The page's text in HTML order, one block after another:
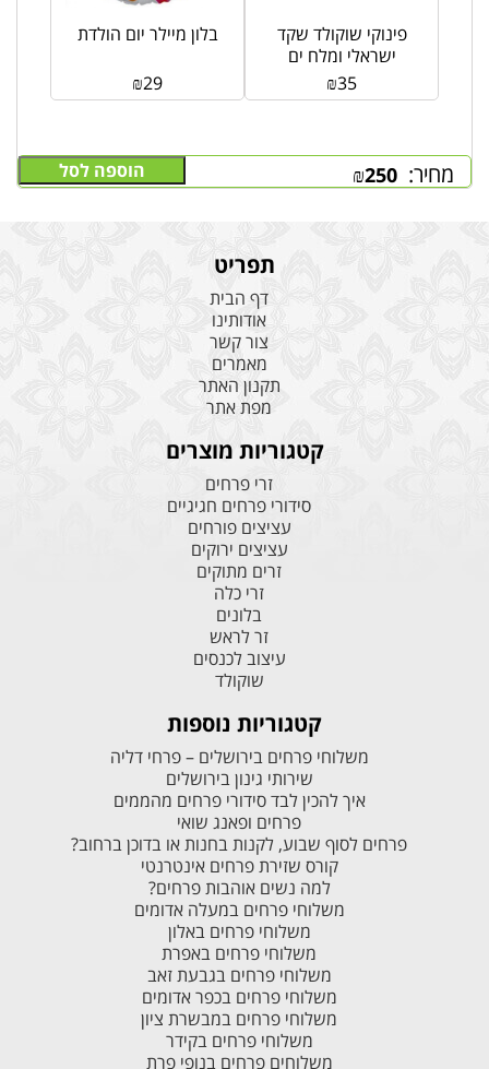
מחיר: ₪250 הוספה לסל
בלון מיילר יום הולדת
₪29
פינוקי שוקולד שקד
ישראלי ומלח ים
₪35
תפריט
דף הבית
אודותינו
צור קשר
מאמרים
תקנון האתר
מפת אתר
קטגוריות מוצרים
זרי פרחים
סידורי פרחים חגיגיים
עציצים פורחים
עציצים ירוקים
זרים מתוקים
זרי כלה
בלונים
זר לראש
עיצוב לכנסים
שוקולד
קטגוריות נוספות
משלוחי פרחים בירושלים – פרחי דליה
שירותי גינון בירושלים
איך להכין לבד סידורי פרחים מהממים
פרחים ופאנג שואי
פרחים לסוף שבוע, לקנות בחנות או בדוכן ברחוב?
קורס שזירת פרחים אינטרנטי
למה נשים אוהבות פרחים?
משלוחי פרחים במעלה אדומים
משלוחי פרחים באלון
משלוחי פרחים באפרת
משלוחי פרחים בגבעת זאב
משלוחי פרחים בכפר אדומים
משלוחי פרחים במבשרת ציון
משלוחי פרחים בקידר
משלוחים פרחים בנופי פרת